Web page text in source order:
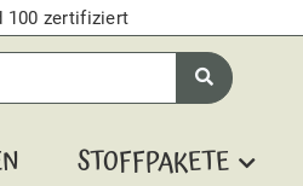
100 zertifiziert
STOFFPAKETE